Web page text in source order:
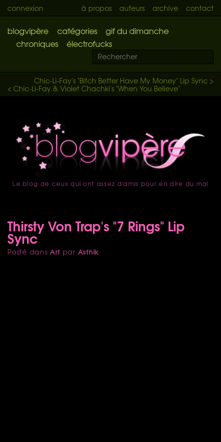
connexion à propos auteurs archive contact
blogvipère catégories
gif du dimanche
chroniques
électrofucks
Chic-Li-Fay's "Bitch Better Have My Money" Lip Sync >
< Chic-Li-Fay & Violet Chachki's "When You Believe"
accueil
Le blog de ceux qui ont assez d'amis pour en dire du mal
Thirsty Von Trap's "7 Rings" Lip
Sync
Posté dansArt par Asthik